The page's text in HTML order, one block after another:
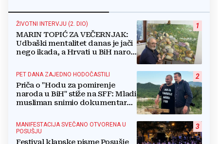
1
ŽIVOTNI INTERVJU (2. DIO)
MARIN TOPIĆ ZA VEČERNJAK:
Udbaški mentalitet danas je jači
nego ikada, a Hrvati u BiH narod
2
PET DANA ZAJEDNO HODOČASTILI
Priča o "Hodu za pomirenje
naroda u BiH" stiže na SFF: Mladi
musliman snimio dokumentarac
3
MANIFESTACIJA SVEČANO OTVORENA U
POSUŠJU
Festival klapske pisme Posušje